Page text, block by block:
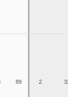
89 2